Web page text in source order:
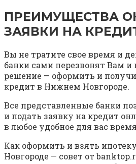
ПРЕИМУЩЕСТВА
ЗАЯВКИ НА
Вы не тратите свое время и
банки сами перезвонят Вам и
решение — оформить и
кредит в Нижнем Новгороде.
Все представленные банки
и подать заявку на кредит
в любое удобное для вас
Как оформить и взять
Новгороде — совет от